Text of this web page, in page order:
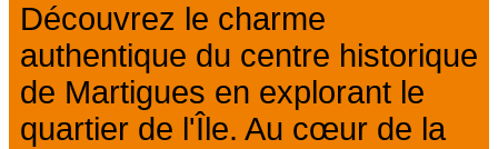
Découvrez le charme
authentique du centre historique
de Martigues en explorant le
quartier de l'Île. Au cœur de la